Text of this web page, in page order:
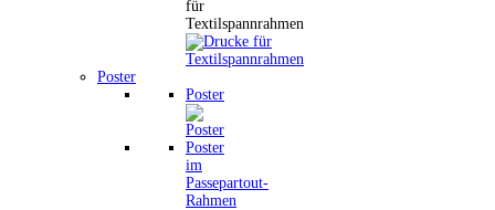
für
Textilspannrahmen
Poster
Poster
Poster
im
Passepartout-
Rahmen